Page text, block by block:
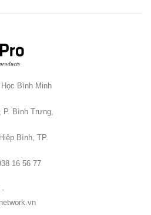
Bình Minh
Bình Trưng,
Bình, TP.
16 56 77
-